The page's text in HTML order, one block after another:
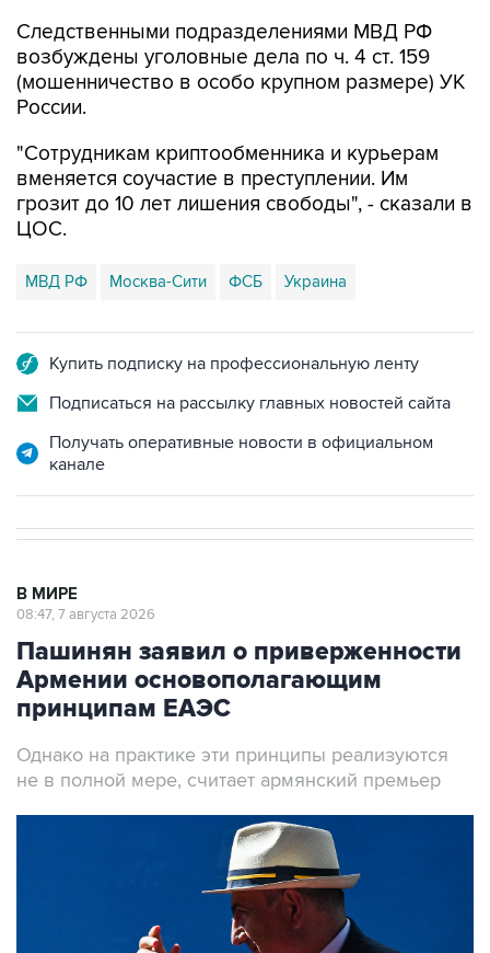
Следственными подразделениями МВД РФ
возбуждены уголовные дела по ч. 4 ст. 159
(мошенничество в особо крупном размере) УК
России.
"Сотрудникам криптообменника и курьерам
вменяется соучастие в преступлении. Им
грозит до 10 лет лишения свободы", - сказали в
ЦОС.
МВД РФ Москва-Сити ФСБ Украина
Купить подписку на профессиональную ленту
Подписаться на рассылку главных новостей сайта
Получать оперативные новости в официальном
канале
В МИРЕ
08:47, 7 августа 2026
Пашинян заявил о приверженности
Армении основополагающим
принципам ЕАЭС
Однако на практике эти принципы реализуются
не в полной мере, считает армянский премьер